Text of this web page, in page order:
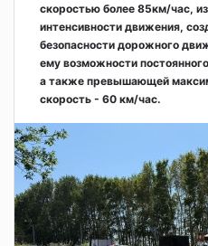
скоростью более 85км/час,
интенсивности движения,
безопасности дорожного
ему возможности
а также превышающей
скорость - 60 км/час.